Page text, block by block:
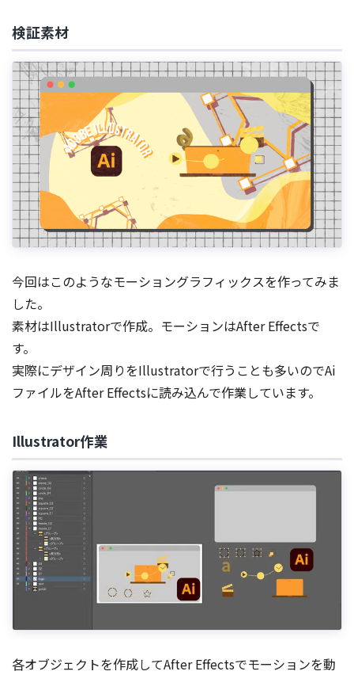
検証素材
今回はこのようなモーショングラフィックスを作ってみま
した。
素材はIllustratorで作成。モーションはAfter Effectsで
す。
実際にデザイン周りをIllustratorで行うことも多いのでAi
ファイルをAfter Effectsに読み込んで作業しています。
Illustrator作業
各オブジェクトを作成してAfter Effectsでモーションを動